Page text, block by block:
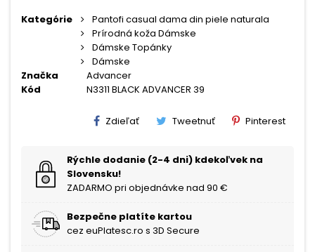
Kategórie
Pantofi casual dama din piele naturala
Prírodná koža Dámske
Dámske Topánky
Dámske
Značka
Advancer
Kód
N3311 BLACK ADVANCER 39
Zdieľať Tweetnuť Pinterest
Rýchle dodanie (2-4 dni) kdekoľvek na
Slovensku!
ZADARMO pri objednávke nad 90 €
Bezpečne platíte kartou
cez euPlatesc.ro s 3D Secure